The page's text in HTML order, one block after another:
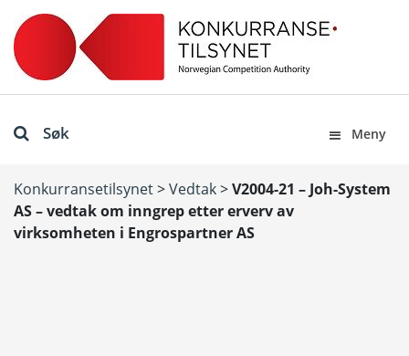
Søk Meny
Konkurransetilsynet>Vedtak>V2004-21 – Joh-System
AS – vedtak om inngrep etter erverv av
virksomheten i Engrospartner AS